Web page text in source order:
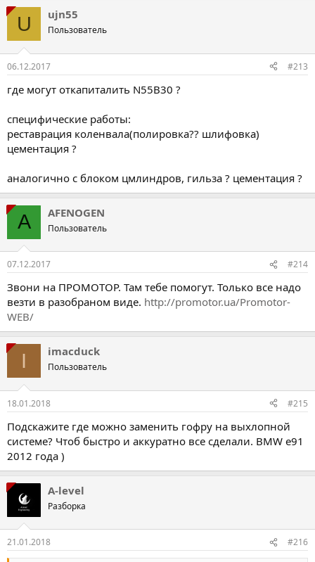
U ujn55
Пользователь
06.12.2017 #213
где могут откапиталить N55B30 ?
специфические работы:
реставрация коленвала(полировка?? шлифовка)
цементация ?
аналогично с блоком цмлиндров, гильза ? цементация ?
A AFENOGEN
Пользователь
07.12.2017 #214
Звони на ПРОМОТОР. Там тебе помогут. Только все надо
везти в разобраном виде. http://promotor.ua/Promotor-
WEB/
I imacduck
Пользователь
18.01.2018 #215
Подскажите где можно заменить гофру на выхлопной
системе? Чтоб быстро и аккуратно все сделали. BMW e91
2012 года )
A-level
Разборка
21.01.2018 #216